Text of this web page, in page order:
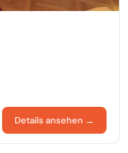
Details ansehen →